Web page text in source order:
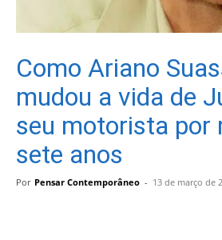
Como Ariano
mudou a vida de
seu motorista por
sete anos
Por Pensar Contemporâneo - 13 de março de